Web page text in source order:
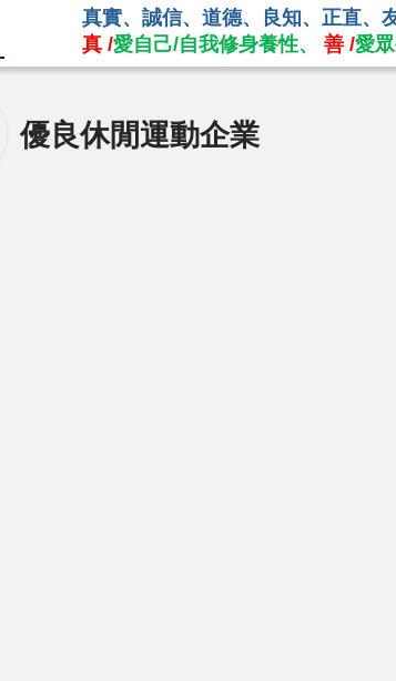
真實、誠信、道德、良知、正直、
真 /愛自己/自我修身養性、 善 /愛
優良休閒運動企業